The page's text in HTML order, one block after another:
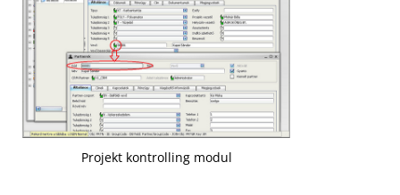
Projekt kontrolling modul